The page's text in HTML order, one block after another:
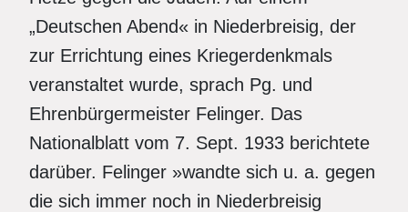
„Deutschen Abend« in Niederbreisig, der
zur Errichtung eines Kriegerdenkmals
veranstaltet wurde, sprach Pg. und
Ehrenbürgermeister Felinger. Das
Nationalblatt vom 7. Sept. 1933 berichtete
darüber. Felinger »wandte sich u. a. gegen
die sich immer noch in Niederbreisig